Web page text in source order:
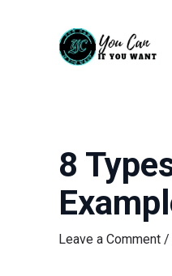
8
Leave a Comment /
navigation